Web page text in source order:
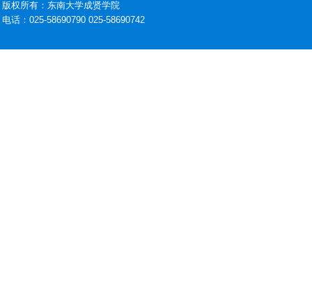
版权所有：东南大学成贤学院
电话：025-58690790 025-58690742